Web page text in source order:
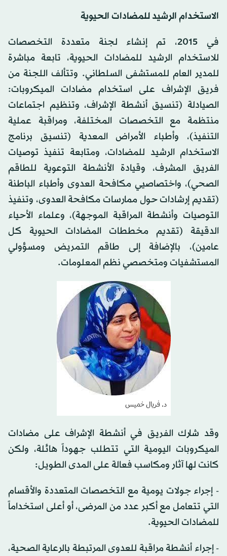
الاستخدام الرشيد للمضادات الحيوية
في 2015، تم إنشاء لجنة متعددة التخصصات
للاستخدام الرشيد للمضادات الحيوية، تابعة مباشرة
للمدير العام للمستشفى السلطاني. وتتألف اللجنة من
فريق الإشراف على استخدام مضادات الميكروبات:
الصيادلة (تنسيق أنشطة الإشراف، وتنظيم اجتماعات
منتظمة مع التخصصات المختلفة، ومراقبة عملية
التنفيذ)، وأطباء الأمراض المعدية (تنسيق برنامج
الاستخدام الرشيد للمضادات، ومتابعة تنفيذ توصيات
الفريق المشرف، وقيادة الأنشطة التوعوية للطاقم
الصحي)، واختصاصيي مكافحة العدوى وأطباء الباطنة
(تقديم إرشادات حول ممارسات مكافحة العدوى، وتنفيذ
التوصيات وأنشطة المراقبة الموجهة)، وعلماء الأحياء
الدقيقة (تقديم مخططات المضادات الحيوية كل
عامين)، بالإضافة إلى طاقم التمريض ومسؤولي
المستشفيات ومتخصصي نظم المعلومات.
د. فريال خميس
وقد شارك الفريق في أنشطة الإشراف على مضادات
الميكروبات اليومية التي تتطلب جهوداً هائلة، ولكن
كانت لها آثار ومكاسب فعالة على المدى الطويل:
- إجراء جولات يومية مع التخصصات المتعددة والأقسام
التي تتعامل مع أكبر عدد من المرضى، أو أعلى استخداماً
للمضادات الحيوية.
- إجراء أنشطة مراقبة للعدوى المرتبطة بالرعاية الصحية،